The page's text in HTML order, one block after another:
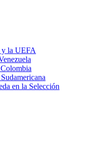
y la UEFA
en la Selección